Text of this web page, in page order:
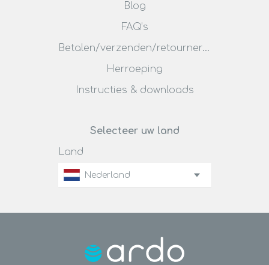
Blog
FAQ’s
Betalen/verzenden/retourneren
Herroeping
Instructies & downloads
Selecteer uw land
Land
Nederland